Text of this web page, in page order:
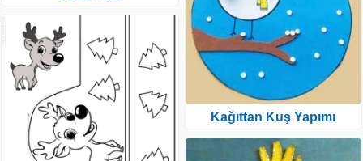
Kağıttan Kuş Yapımı